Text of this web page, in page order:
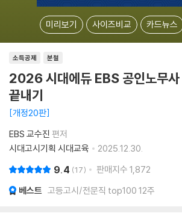
미리보기 사이즈비교 카드뉴스
소득공제 분철
2026 시대에듀 EBS 공인노무사
끝내기
개정20판
EBS 교수진 편저
시대고시기획 시대교육
2025.12.30.
9.4 17 판매지수 1,872
베스트 고등고시/전문직 top100 12주